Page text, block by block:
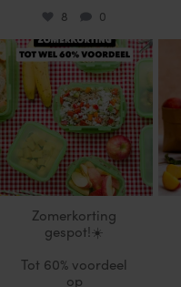
8 0
locklocknl
Jul 25
Zomerkorting
gespot!☀️
Tot 60% voordeel
op